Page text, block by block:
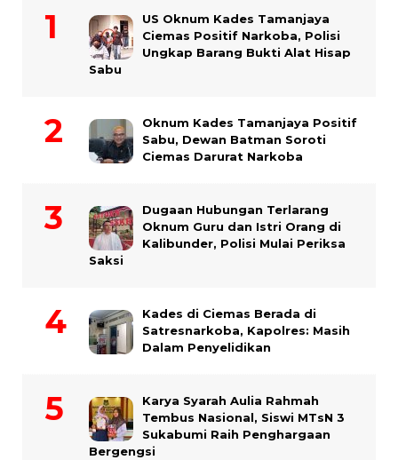
US Oknum Kades Tamanjaya
Ciemas Positif Narkoba, Polisi
Ungkap Barang Bukti Alat Hisap
Sabu
Oknum Kades Tamanjaya Positif
Sabu, Dewan Batman Soroti
Ciemas Darurat Narkoba
Dugaan Hubungan Terlarang
Oknum Guru dan Istri Orang di
Kalibunder, Polisi Mulai Periksa
Saksi
Kades di Ciemas Berada di
Satresnarkoba, Kapolres: Masih
Dalam Penyelidikan
Karya Syarah Aulia Rahmah
Tembus Nasional, Siswi MTsN 3
Sukabumi Raih Penghargaan
Bergengsi